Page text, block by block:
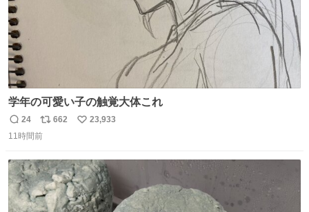
学年の可愛い子の触覚大体これ
返
信
24
リ
ポ
ト
数
662
い
数
23,933
11時間前